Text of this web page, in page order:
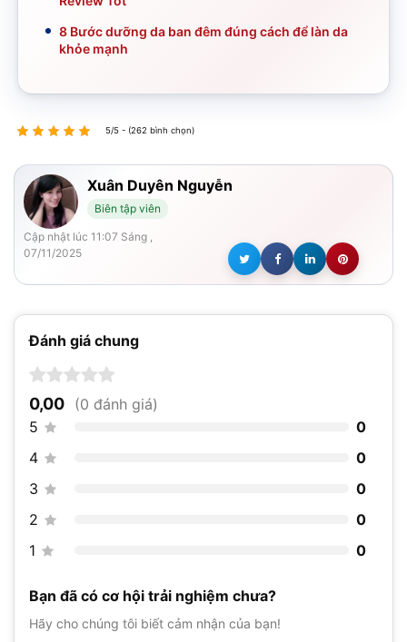
8 Bước dưỡng da ban đêm đúng cách để làn da
khỏe mạnh
5/5 - (262 bình chọn)
Xuân Duyên Nguyễn
Biên tập viên
Cập nhật lúc 11:07 Sáng ,
07/11/2025
Đánh giá chung
0,00 (0 đánh giá)
5
0
4
0
3
0
2
0
1
0
Bạn đã có cơ hội trải nghiệm chưa?
Hãy cho chúng tôi biết cảm nhận của bạn!